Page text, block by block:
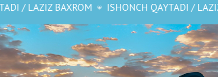
ISHONCH QAYTADI / LAZIZ BAXROM